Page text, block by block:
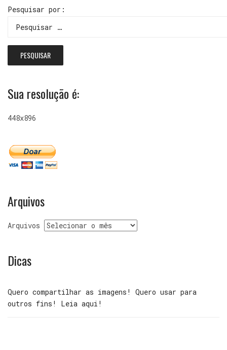
Pesquisar por:
Sua resolução é:
448x896
Arquivos
Arquivos
Dicas
Quero compartilhar as imagens! Quero usar para
outros fins! Leia aqui!